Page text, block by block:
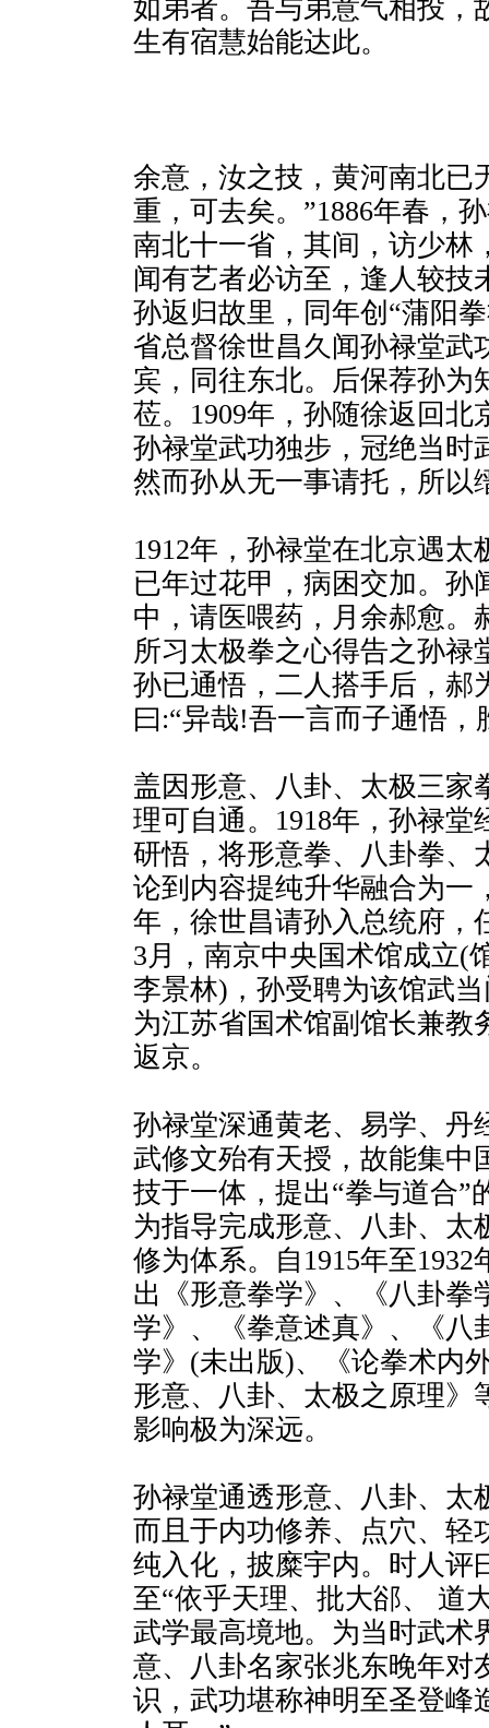
如弟者。吾与弟意气相投，
生有宿慧始能达此。
余意，汝之技，黄河南北已
重，可去矣。”1886年春，
南北十一省，其间，访少林
闻有艺者必访至，逢人较技
孙返归故里，同年创“蒲阳
省总督徐世昌久闻孙禄堂武
宾，同往东北。后保荐孙为
莅。1909年，孙随徐返回北
孙禄堂武功独步，冠绝当时
然而孙从无一事请托，所以
1912年，孙禄堂在北京遇太
已年过花甲，病困交加。孙
中，请医喂药，月余郝愈。
所习太极拳之心得告之孙禄
孙已通悟，二人搭手后，郝
曰:“异哉!吾一言而子通悟，
盖因形意、八卦、太极三家
理可自通。1918年，孙禄堂
研悟，将形意拳、八卦拳、
论到内容提纯升华融合为一
年，徐世昌请孙入总统府，
3月，南京中央国术馆成立(
李景林)，孙受聘为该馆武
为江苏省国术馆副馆长兼教
返京。
孙禄堂深通黄老、易学、丹
武修文殆有天授，故能集中
技于一体，提出“拳与道合”
为指导完成形意、八卦、太
修为体系。自1915年至
出《形意拳学》、《八卦拳
学》、《拳意述真》、《八
学》(未出版)、《论拳术内
形意、八卦、太极之原理》
影响极为深远。
孙禄堂通透形意、八卦、太
而且于内功修养、点穴、轻
纯入化，披糜宇内。时人评
至“依乎天理、批大郤、 道
武学最高境地。为当时武术
意、八卦名家张兆东晚年对
识，武功堪称神明至圣登峰